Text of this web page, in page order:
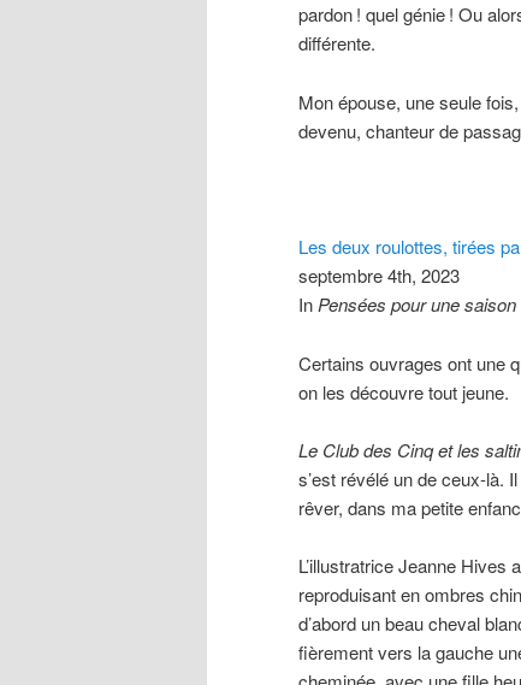
pardon! quel génie! Ou
différente.
Mon épouse, une seule
devenu, chanteur de
Les deux roulottes, tirées
septembre 4th, 2023
InPensées pour une
Certains ouvrages ont une
on les découvre tout jeune.
Le Club des Cinq et les
s’est révélé un de ceux-là.
rêver, dans ma petite
L’illustratrice Jeanne Hives
reproduisant en ombres
d’abord un beau cheval
fièrement vers la gauche